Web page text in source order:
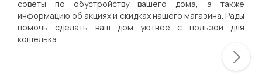
советы по обустройству вашего дома, а также
информацию об акциях и скидках нашего магазина. Рады
помочь сделать ваш дом уютнее с пользой для
кошелька.